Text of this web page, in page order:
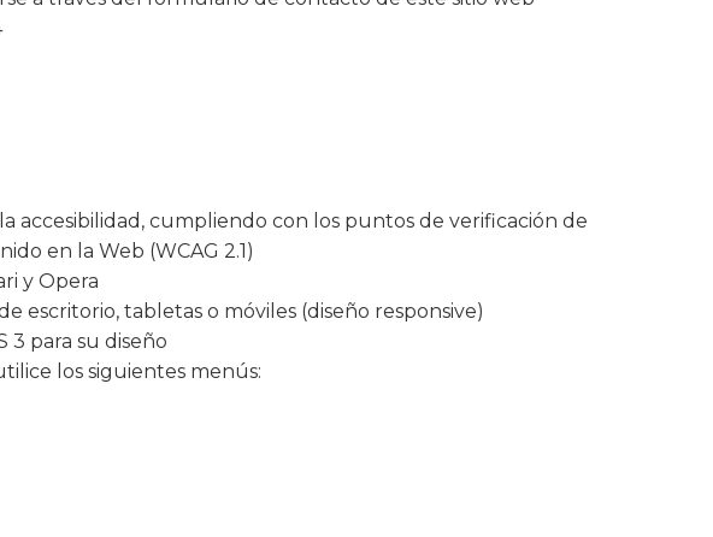
accesibilidad, cumpliendo con los puntos de verificación de
en la Web (WCAG 2.1)
y Opera
escritorio, tabletas o móviles (diseño responsive)
3 para su diseño
los siguientes menús: